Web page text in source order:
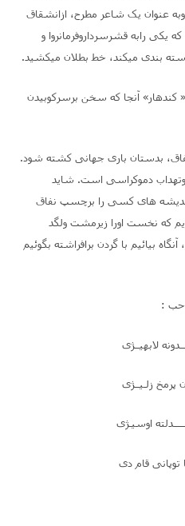
عنوان یک شاعر مطرح، ازانشقاق
یکی رابه قشرسرداروفرمانروا و
بندی میکند، خط بطلان میکشید.
آنجا که سخن برسرکوبیدن
بدستان باری جهانی کشته شود.
وتهداب دموکراسی است. شاید
اندیشه های کسی را برچسپ نفاق
که نخست اورا زیرمشت ولگد
بیائیم با گردن برافراشته بگوئیم
:
لابهیــژی
زلـیــژی
اوسیـژی
قام دی